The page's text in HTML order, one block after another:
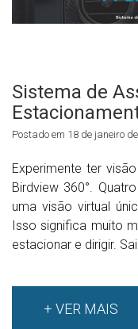
Sistema de
Postado em 18 de janeiro
Experimente ter
Birdview 360°.
uma visão virtual
Isso significa muito
estacionar e dirigir.
+ VER MAIS